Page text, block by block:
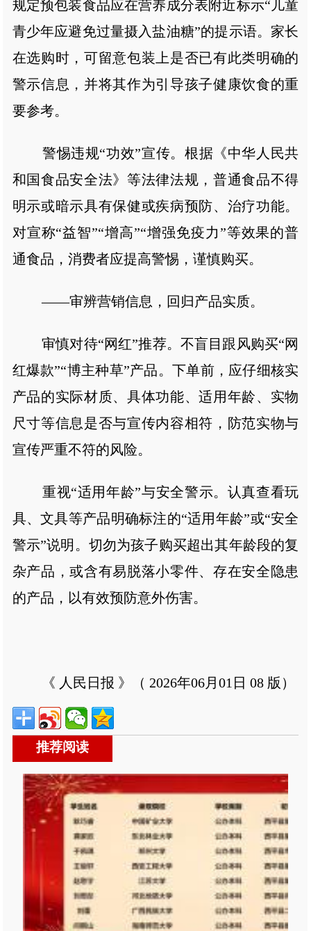
规定预包装食品应在营养成分表附近标示“儿童
青少年应避免过量摄入盐油糖”的提示语。家长
在选购时，可留意包装上是否已有此类明确的
警示信息，并将其作为引导孩子健康饮食的重
要参考。
警惕违规“功效”宣传。根据《中华人民共
和国食品安全法》等法律法规，普通食品不得
明示或暗示具有保健或疾病预防、治疗功能。
对宣称“益智”“增高”“增强免疫力”等效果的普
通食品，消费者应提高警惕，谨慎购买。
——审辨营销信息，回归产品实质。
审慎对待“网红”推荐。不盲目跟风购买“网
红爆款”“博主种草”产品。下单前，应仔细核实
产品的实际材质、具体功能、适用年龄、实物
尺寸等信息是否与宣传内容相符，防范实物与
宣传严重不符的风险。
重视“适用年龄”与安全警示。认真查看玩
具、文具等产品明确标注的“适用年龄”或“安全
警示”说明。切勿为孩子购买超出其年龄段的复
杂产品，或含有易脱落小零件、存在安全隐患
的产品，以有效预防意外伤害。
《 人民日报 》（ 2026年06月01日 08 版）
推荐阅读